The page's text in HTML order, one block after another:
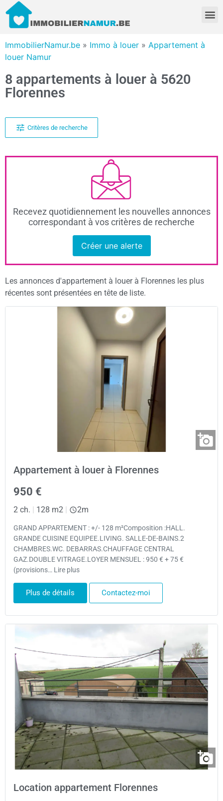
ImmobilierNamur.be » Immo à louer » Appartement à
louer Namur
8 appartements à louer à 5620
Florennes
Critères de recherche
Recevez quotidiennement les nouvelles annonces
correspondant à vos critères de recherche
Créer une alerte
Les annonces d'appartement à louer à Florennes les plus
récentes sont présentées en tête de liste.
Appartement à louer à Florennes
950 €
2 ch. | 128 m2 | 2m
GRAND APPARTEMENT : +/- 128 m²Composition :HALL.
GRANDE CUISINE EQUIPEE.LIVING. SALLE-DE-BAINS.2
CHAMBRES.WC. DEBARRAS.CHAUFFAGE CENTRAL
GAZ.DOUBLE VITRAGE.LOYER MENSUEL : 950 € + 75 €
(provisions… Lire plus
Plus de détails Contactez-moi
Location appartement Florennes